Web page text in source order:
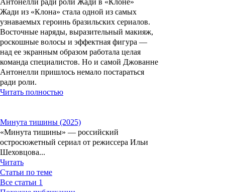
Антонелли ради роли Жади в «Клоне»
Жади из «Клона» стала одной из самых
узнаваемых героинь бразильских сериалов.
Восточные наряды, выразительный макияж,
роскошные волосы и эффектная фигура —
над ее экранным образом работала целая
команда специалистов. Но и самой Джованне
Антонелли пришлось немало постараться
ради роли.
Читать полностью
Минута тишины (2025)
«Минута тишины» — российский
остросюжетный сериал от режиссера Ильи
Шеховцова...
Читать
Статьи по теме
Все статьи 1